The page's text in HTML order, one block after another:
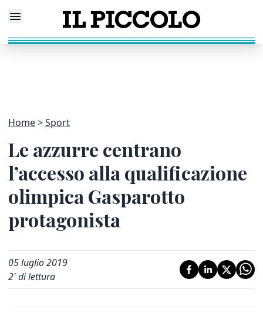
Home Sport
Le azzurre centrano
l’accesso alla qualificazione
olimpica Gasparotto
protagonista
05 luglio 2019
2' di lettura